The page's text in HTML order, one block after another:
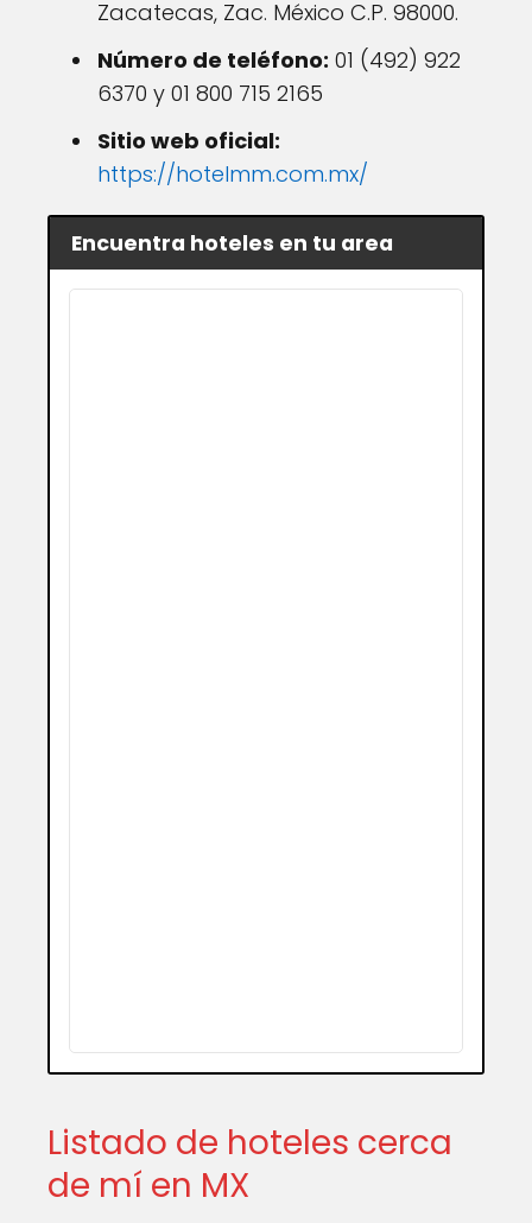
Zacatecas, Zac. México C.P. 98000.
Número de teléfono: 01 (492) 922
6370 y 01 800 715 2165
Sitio web oficial:
https://hotelmm.com.mx/
Encuentra hoteles en tu area
Listado de hoteles cerca
de mí en MX